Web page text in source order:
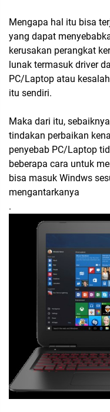
Mengapa hal itu bisa
yang dapat
kerusakan perangkat
lunak termasuk driver
PC/Laptop atau
itu sendiri.
Maka dari itu,
tindakan perbaikan
penyebab PC/Laptop
beberapa cara untuk
bisa masuk Windws
mengantarkanya
.